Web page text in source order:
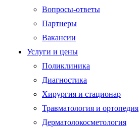
Вопросы-ответы
Партнеры
Вакансии
Услуги и цены
Поликлиника
Диагностика
Хирургия и стационар
Травматология и ортопедия
Дерматолокосметология